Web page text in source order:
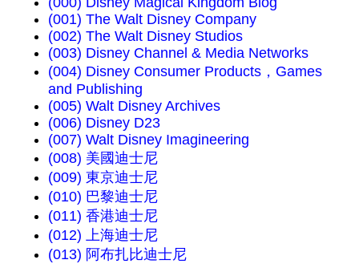
(001) The Walt Disney Company
(002) The Walt Disney Studios
(003) Disney Channel & Media Networks
(004) Disney Consumer Products，Games
and Publishing
(005) Walt Disney Archives
(006) Disney D23
(007) Walt Disney Imagineering
(008) 美國迪士尼
(009) 東京迪士尼
(010) 巴黎迪士尼
(011) 香港迪士尼
(012) 上海迪士尼
(013) 阿布扎比迪士尼